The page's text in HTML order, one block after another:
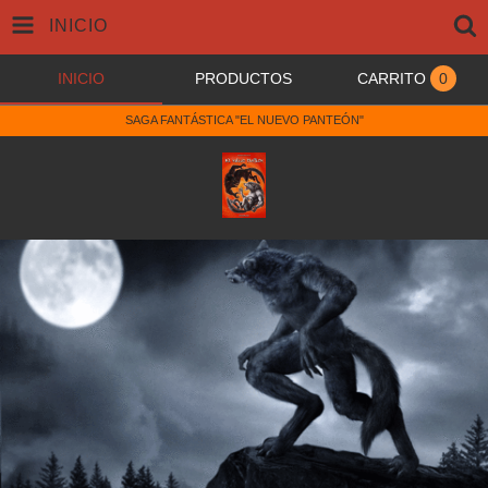
INICIO
INICIO PRODUCTOS CARRITO 0
SAGA FANTÁSTICA "EL NUEVO PANTEÓN"